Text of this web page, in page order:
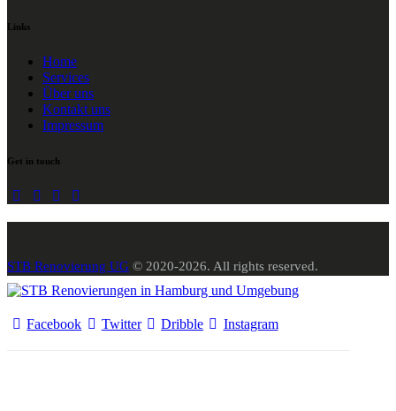
Links
Home
Services
Über uns
Kontakt uns
Impressum
Get in touch
STB Renovierung UG © 2020-2026. All rights reserved.
Facebook Twitter Dribble Instagram